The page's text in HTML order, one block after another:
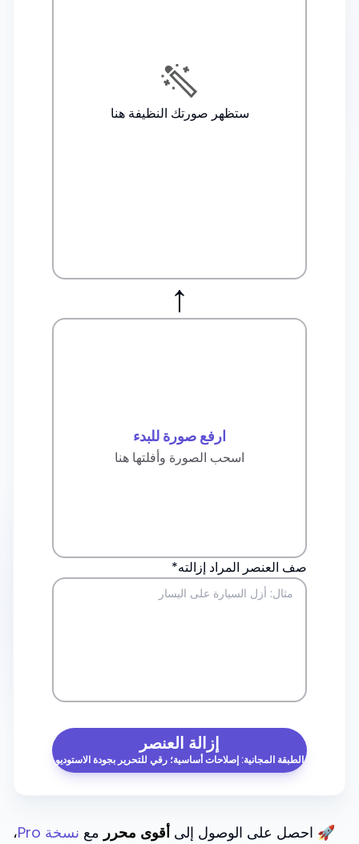
ارفع صورة للبدء
اسحب الصورة وأفلتها هنا
صف العنصر المراد إزالته*
↑
ستظهر صورتك النظيفة هنا
إزالة العنصر
الطبقة المجانية: إصلاحات أساسية؛ رقي للتحرير بجودة الاستوديو
🚀 احصل على الوصول إلىأقوى محررمعنسخة Pro
،